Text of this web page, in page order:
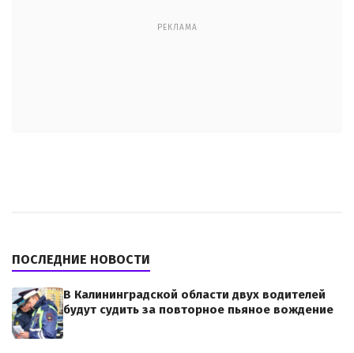
РЕКЛАМА
ПОСЛЕДНИЕ НОВОСТИ
В Калининградской области двух водителей
будут судить за повторное пьяное вождение